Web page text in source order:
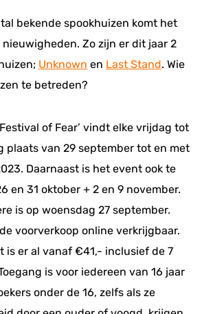
bekende spookhuizen komt het
Zo zijn er dit jaar 2
Unknown en Last Stand. Wie
te betreden?
of Fear’ vindt elke vrijdag tot
plaats van 29 september tot en met
Daarnaast is het event ook te
en 31 oktober + 2 en 9 november.
is op woensdag 27 september.
voorverkoop online verkrijgbaar.
is er al vanaf €41,- inclusief de 7
is voor iedereen van 16 jaar
onder de 16, zelfs als ze